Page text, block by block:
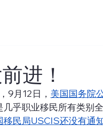
进！
9月12日， 美国国务院
几乎职业移民所有类别
移民局USCIS还没有通